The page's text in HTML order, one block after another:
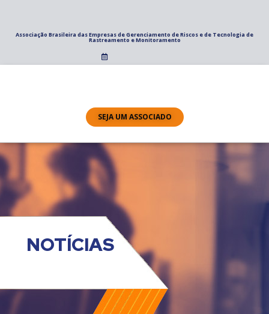
Associação Brasileira das Empresas de Gerenciamento de Riscos e de Tecnologia de
Rastreamento e Monitoramento
SEJA UM ASSOCIADO
NOTÍCIAS